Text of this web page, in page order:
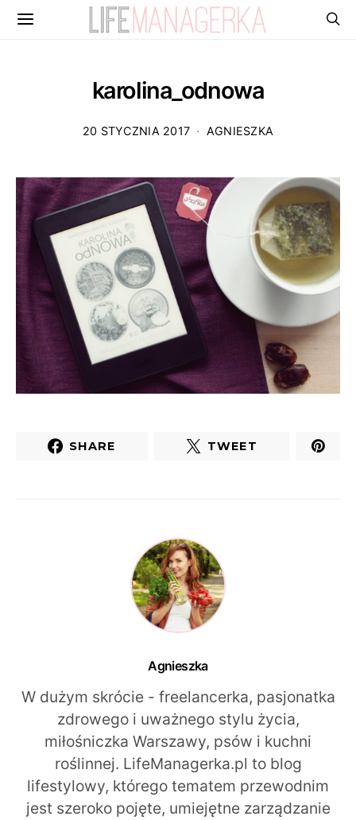
karolina_odnowa
20 STYCZNIA 2017 AGNIESZKA
SHARE TWEET
Agnieszka
W dużym skrócie - freelancerka, pasjonatka
zdrowego i uważnego stylu życia,
miłośniczka Warszawy, psów i kuchni
roślinnej. LifeManagerka.pl to blog
lifestylowy, którego tematem przewodnim
jest szeroko pojęte, umiejętne zarządzanie